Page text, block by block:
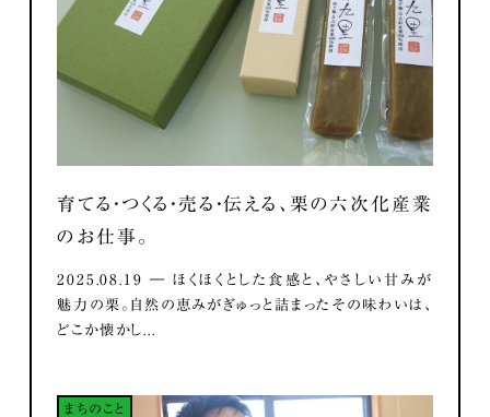
育てる・つくる・売る・伝える、栗の六次化産業
のお仕事。
2025.08.19 ― ほくほくとした食感と、やさしい甘みが
魅力の栗。自然の恵みがぎゅっと詰まったその味わいは、
どこか懐かし...
まちのこと